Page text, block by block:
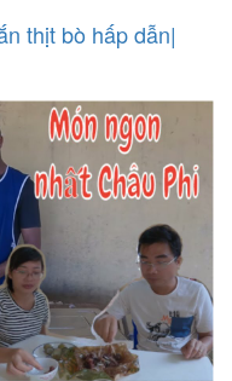
thịt bò hấp dẫn|